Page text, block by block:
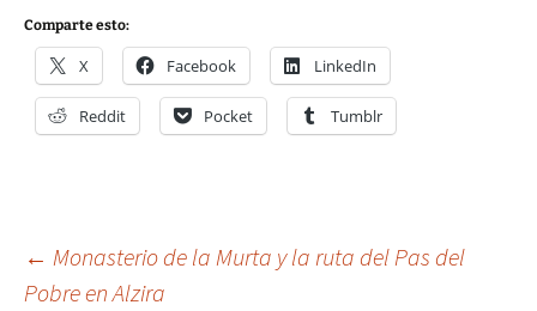
Comparte esto:
X Facebook LinkedIn
Reddit Pocket Tumblr
Navegación
← Monasterio de la Murta y la ruta del Pas del
Pobre en Alzira